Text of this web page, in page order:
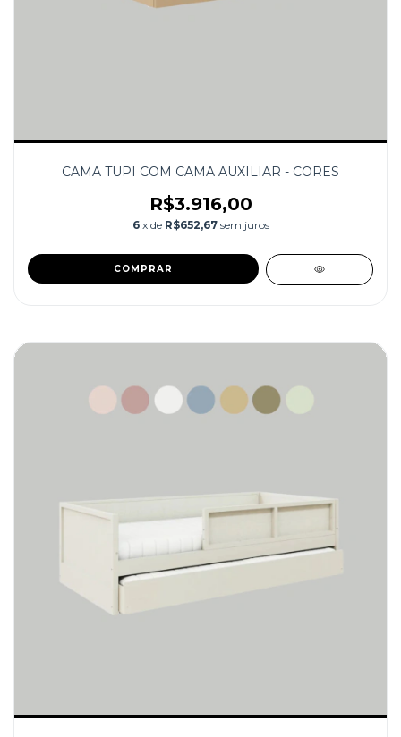
CAMA TUPI COM CAMA AUXILIAR - CORES
R$3.916,00
6 x de R$652,67 sem juros
COMPRAR